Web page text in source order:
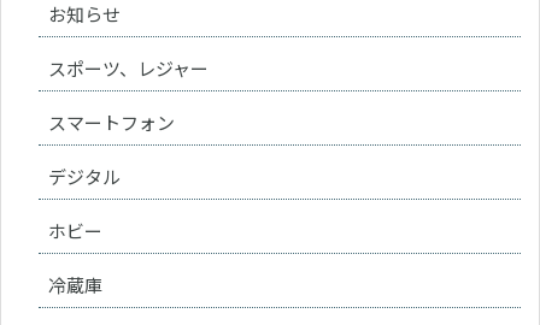
お知らせ
スポーツ、レジャー
スマートフォン
デジタル
ホビー
冷蔵庫